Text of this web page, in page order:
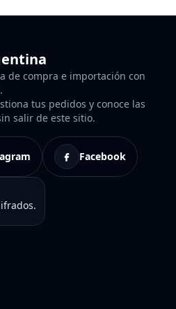
de compra e importación con
tus pedidos y conoce las
salir de este sitio.
Facebook